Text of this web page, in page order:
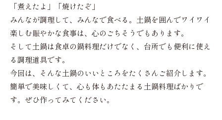
「煮えたよ」「焼けたぞ」
みんなが調理して、みんなで食べる。土鍋を囲んでワイワイ
楽しむ賑やかな食事は、心のごちそうでもあります。
そして土鍋は食卓の鍋料理だけでなく、台所でも便利に使え
る調理道具です。
今回は、そんな土鍋のいいところをたくさんご紹介します。
簡単で美味しくて、心も体もあたたまる土鍋料理ばかりで
す。ぜひ作ってみてください。